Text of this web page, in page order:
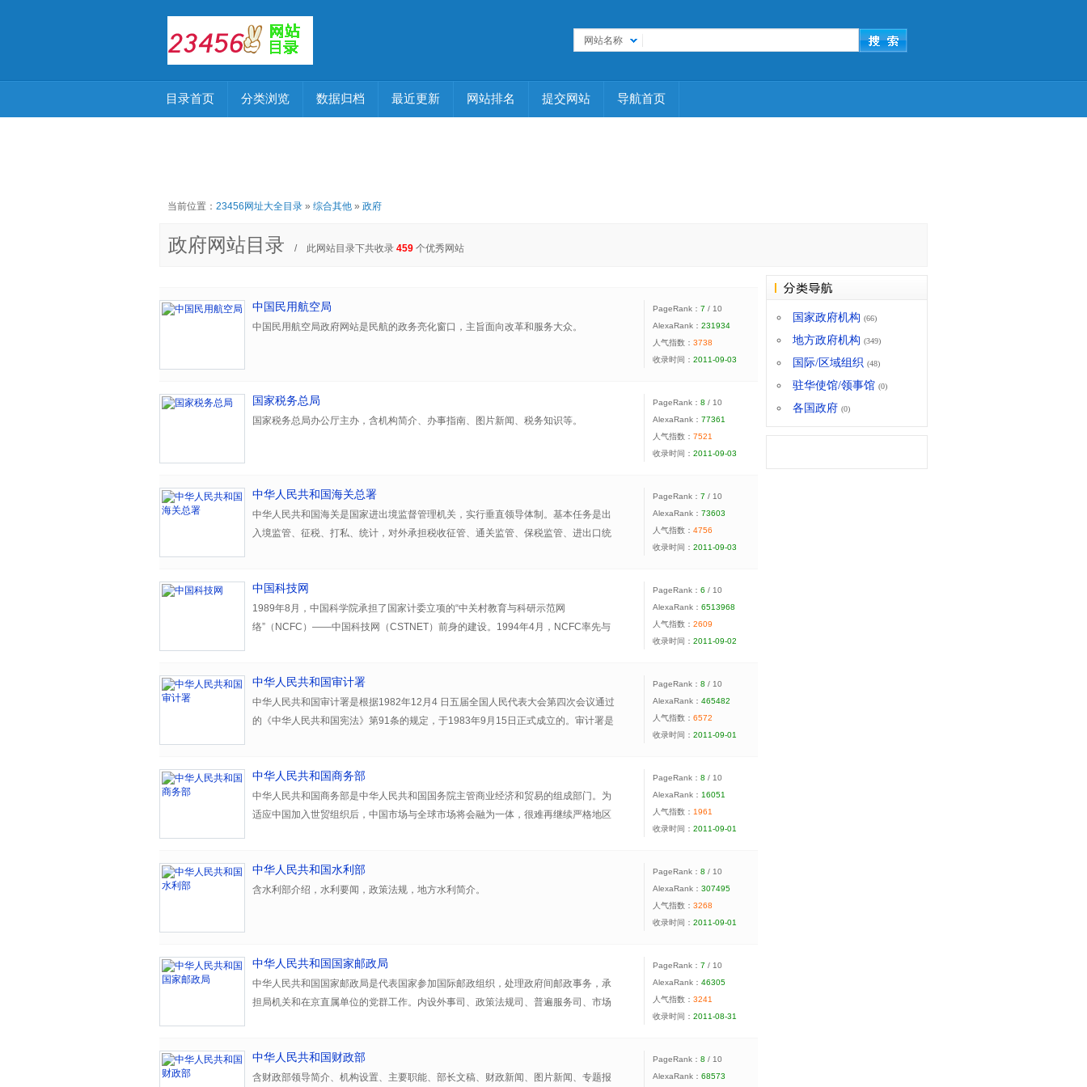
网站名称
目录首页 分类浏览 数据归档 最近更新 网站排名 提交网站 导航首页
当前位置： 23456网址大全目录 » 综合其他 » 政府
政府网站目录 / 此网站目录下共收录 459 个优秀网站
中国民用航空局
中国民用航空局政府网站是民航的政务亮化窗口，主旨面向改革和服务大众。
PageRank： 7 / 10
AlexaRank： 231934
人气指数： 3738
收录时间： 2011-09-03
国家税务总局
国家税务总局办公厅主办，含机构简介、办事指南、图片新闻、税务知识等。
PageRank： 8 / 10
AlexaRank： 77361
人气指数： 7521
收录时间： 2011-09-03
中华人民共和国海关总署
中华人民共和国海关是国家进出境监督管理机关，实行垂直领导体制。基本任务是出
入境监管、征税、打私、统计，对外承担税收征管、通关监管、保税监管、进出口统
PageRank： 7 / 10
AlexaRank： 73603
人气指数： 4756
收录时间： 2011-09-03
中国科技网
1989年8月，中国科学院承担了国家计委立项的“中关村教育与科研示范网
络”（NCFC）——中国科技网（CSTNET）前身的建设。1994年4月，NCFC率先与
科学院决定正式将以NCFC为基础发展起来的中国科学院院网（CASNET）命名为“中
国科技网”（CSTNET）。
PageRank： 6 / 10
AlexaRank： 6513968
人气指数： 2609
收录时间： 2011-09-02
中华人民共和国审计署
中华人民共和国审计署是根据1982年12月4 日五届全国人民代表大会第四次会议通过
的《中华人民共和国宪法》第91条的规定，于1983年9月15日正式成立的。审计署是
PageRank： 8 / 10
AlexaRank： 465482
人气指数： 6572
收录时间： 2011-09-01
中华人民共和国商务部
中华人民共和国商务部是中华人民共和国国务院主管商业经济和贸易的组成部门。为
适应中国加入世贸组织后，中国市场与全球市场将会融为一体，很难再继续严格地区
PageRank： 8 / 10
AlexaRank： 16051
人气指数： 1961
收录时间： 2011-09-01
中华人民共和国水利部
含水利部介绍，水利要闻，政策法规，地方水利简介。
PageRank： 8 / 10
AlexaRank： 307495
人气指数： 3268
收录时间： 2011-09-01
中华人民共和国国家邮政局
中华人民共和国国家邮政局是代表国家参加国际邮政组织，处理政府间邮政事务，承
担局机关和在京直属单位的党群工作。内设外事司、政策法规司、普遍服务司、市场
PageRank： 7 / 10
AlexaRank： 46305
人气指数： 3241
收录时间： 2011-08-31
中华人民共和国财政部
含财政部领导简介、机构设置、主要职能、部长文稿、财政新闻、图片新闻、专题报
PageRank： 8 / 10
AlexaRank： 68573
国家政府机构 (66)
地方政府机构 (349)
国际/区域组织 (48)
驻华使馆/领事馆 (0)
各国政府 (0)